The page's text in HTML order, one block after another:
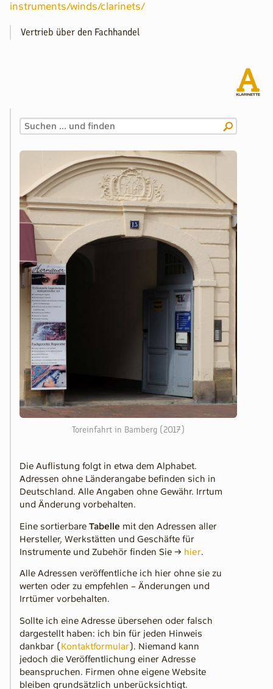
instruments/winds/clarinets/
Vertrieb über den Fachhandel
Toreinfahrt in Bamberg (2017)
Die Auflistung folgt in etwa dem Alphabet.
Adressen ohne Länderangabe befinden sich in
Deutschland. Alle Angaben ohne Gewähr. Irrtum
und Änderung vorbehalten.
Eine sortierbareTabelle mit den Adressen aller
Hersteller, Werkstätten und Geschäfte für
Instrumente und Zubehör finden Sie → hier.
Alle Adressen veröffentliche ich hier ohne sie zu
werten oder zu empfehlen – Änderungen und
Irrtümer vorbehalten.
Sollte ich eine Adresse übersehen oder falsch
dargestellt haben: ich bin für jeden Hinweis
dankbar (Kontaktformular). Niemand kann
jedoch die Veröffentlichung einer Adresse
beanspruchen. Firmen ohne eigene Website
bleiben grundsätzlich unberücksichtigt.